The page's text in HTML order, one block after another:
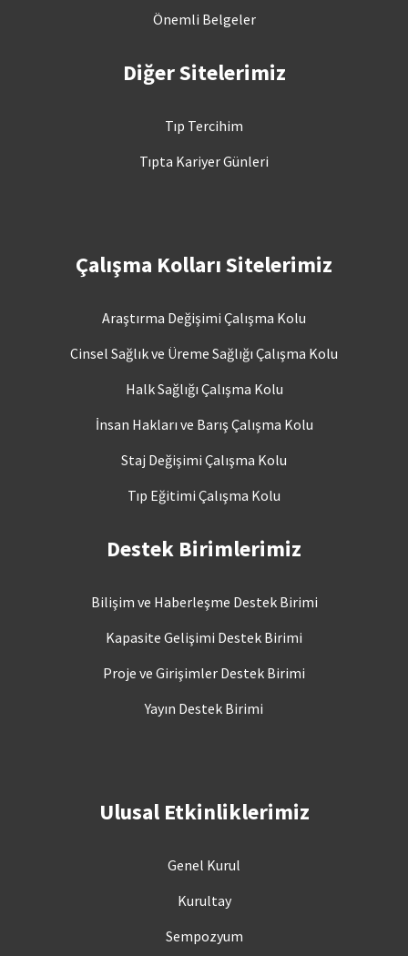
Önemli Belgeler
Diğer Sitelerimiz
Tıp Tercihim
Tıpta Kariyer Günleri
Çalışma Kolları Sitelerimiz
Araştırma Değişimi Çalışma Kolu
Cinsel Sağlık ve Üreme Sağlığı Çalışma Kolu
Halk Sağlığı Çalışma Kolu
İnsan Hakları ve Barış Çalışma Kolu
Staj Değişimi Çalışma Kolu
Tıp Eğitimi Çalışma Kolu
Destek Birimlerimiz
Bilişim ve Haberleşme Destek Birimi
Kapasite Gelişimi Destek Birimi
Proje ve Girişimler Destek Birimi
Yayın Destek Birimi
Ulusal Etkinliklerimiz
Genel Kurul
Kurultay
Sempozyum